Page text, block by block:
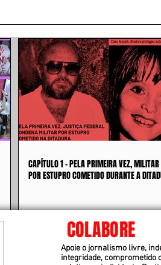
CAPÍTULO 1 - PELA PRIMEIRA VEZ, MILITAR
POR ESTUPRO COMETIDO DURANTE A
COLABORE
Apoie o jornalismo livre,
integridade, comprometido